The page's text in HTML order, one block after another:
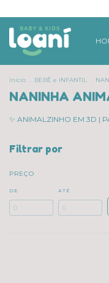
Início . BEBÊ e INFANTIL .
NANINHA
✨ ANIMALZINHO EM 3D |
Filtrar por
PREÇO
DE ATÉ